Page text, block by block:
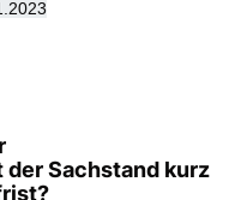
Sachstand kurz